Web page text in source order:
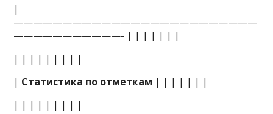
|
—————————————————————————
———————————- | | | | | | |
| | | | | | | | |
| Статистика по отметкам | | | | | | |
| | | | | | | | |